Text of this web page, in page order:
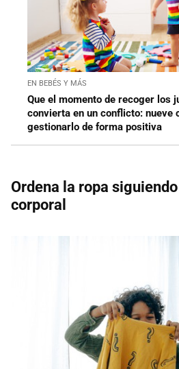
EN BEBÉS Y MÁS
Que el momento de recoger los
convierta en un conflicto: nueve
gestionarlo de forma positiva
Ordena la ropa
corporal